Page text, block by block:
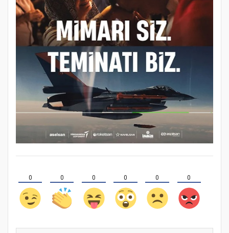
0 0 0 0 0 0